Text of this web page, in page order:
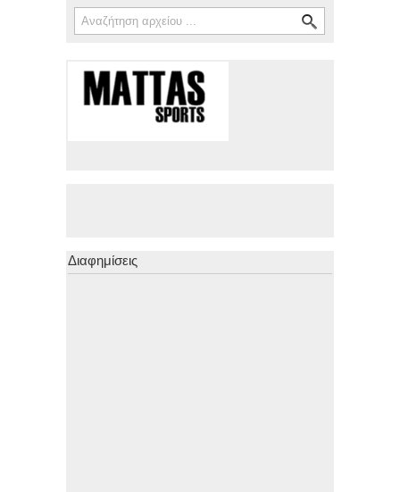
Φόρμα αναζήτησης
Αναζήτηση
Διαφημίσεις